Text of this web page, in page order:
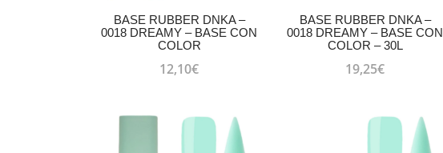
BASE RUBBER DNKA –
0018 DREAMY – BASE CON
COLOR
12,10€
BASE RUBBER DNKA –
0018 DREAMY – BASE CON
COLOR – 30L
19,25€